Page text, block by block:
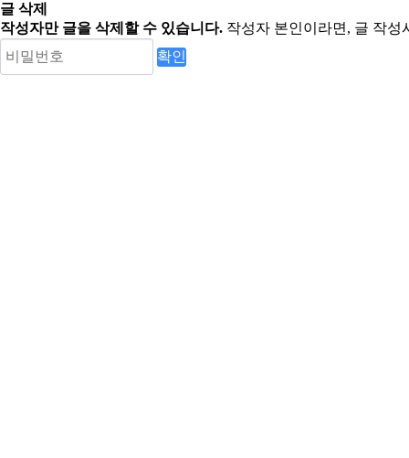
글 삭제
작성자만 글을 삭제할 수 있습니다. 작성자 본인이라면, 글 작성